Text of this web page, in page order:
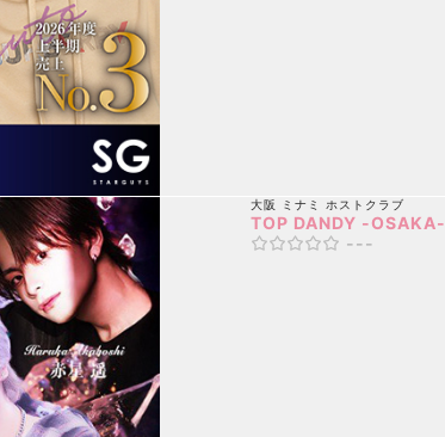
大阪 ミナミ ホストクラブ
TOP DANDY -OSAKA-
---